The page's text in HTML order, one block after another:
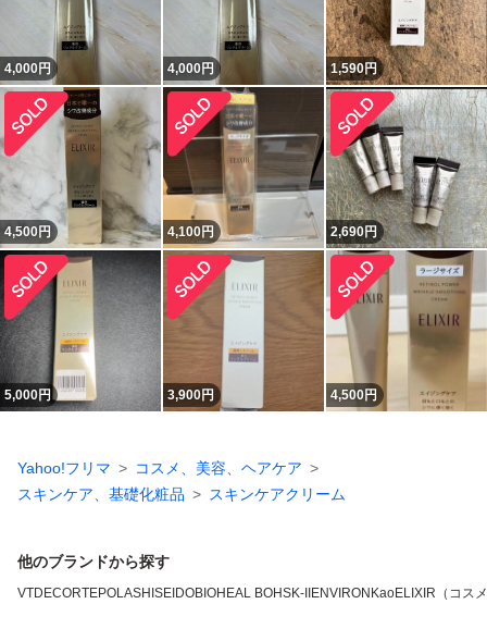
4,000円 4,000円 1,590円
4,500円 4,100円 2,690円
5,000円 3,900円 4,500円
Yahoo!フリマ
コスメ、美容、ヘアケア
スキンケア、基礎化粧品
スキンケアクリーム
他のブランドから探す
VTDECORTEPOLASHISEIDOBIOHEAL BOHSK-II ENVIRON KaoELIXIR（コス